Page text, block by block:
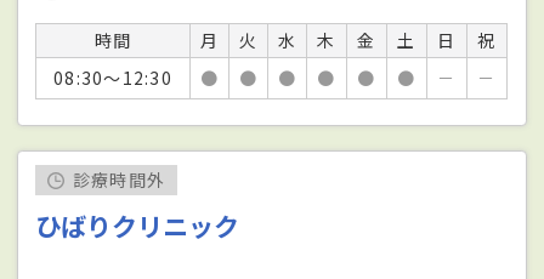
時間 月 火 水 木 金 土 日
祝
08:30～12:30
● ● ● ● ● ● － －
診療時間外
ひばりクリニック